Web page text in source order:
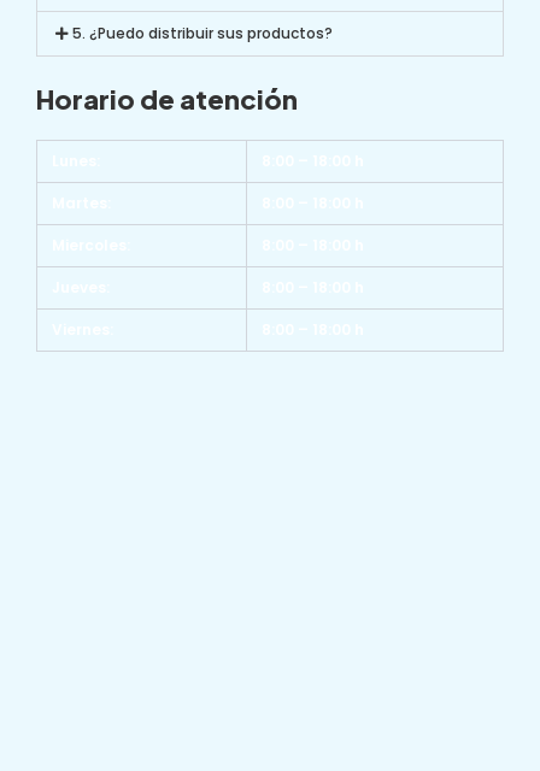
5. ¿Puedo distribuir sus productos?
Horario de atención